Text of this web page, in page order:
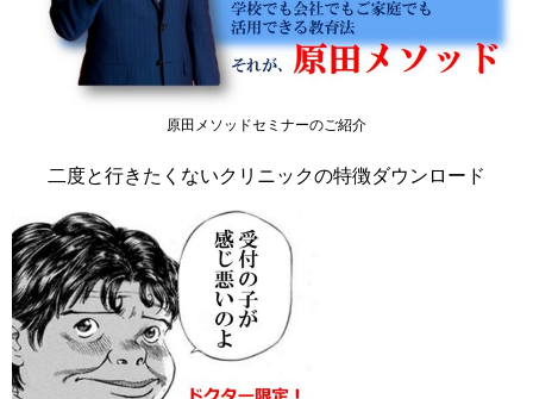
原田メソッドセミナーのご紹介
二度と行きたくないクリニックの特徴ダウンロード